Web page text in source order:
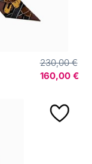
230,00 €
160,00 €